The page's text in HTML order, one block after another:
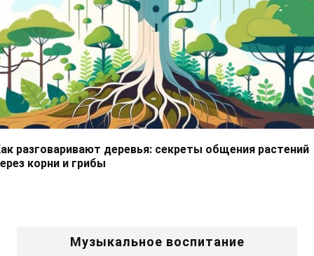
разговаривают деревья: секреты общения растений
корни и грибы
Музыкальное воспитание